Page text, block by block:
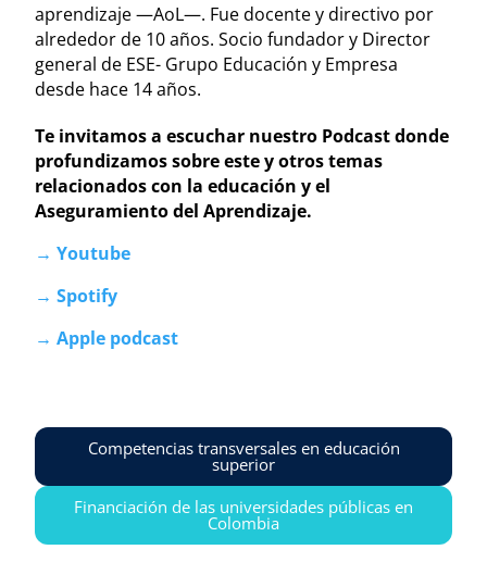
aprendizaje —AoL—. Fue docente y directivo por
alrededor de 10 años. Socio fundador y Director
general de ESE- Grupo Educación y Empresa
desde hace 14 años.
Te invitamos a escuchar nuestro Podcast donde
profundizamos sobre este y otros temas
relacionados con la educación y el
Aseguramiento del Aprendizaje.
→ Youtube
→ Spotify
→ Apple podcast
Competencias transversales en educación
superior
Financiación de las universidades públicas en
Colombia